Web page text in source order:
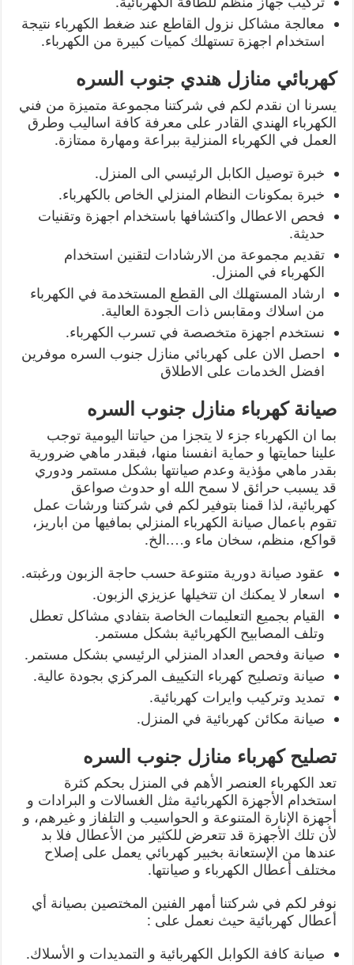
معالجة مشاكل نزول القاطع عند ضغط الكهرباء نتيجة
استخدام اجهزة تستهلك كميات كبيرة من الكهرباء.
كهربائي منازل هندي جنوب السره
يسرنا ان نقدم لكم في شركتنا مجموعة متميزة من فني
الكهرباء الهندي القادر على معرفة كافة اساليب وطرق
العمل في الكهرباء المنزلية ببراعة ومهارة ممتازة.
خبرة توصيل الكابل الرئيسي الى المنزل.
خبرة بمكونات النظام المنزلي الخاص بالكهرباء.
فحص الاعطال واكتشافها باستخدام اجهزة وتقنيات
حديثة.
تقديم مجموعة من الارشادات لتقنين استخدام
الكهرباء في المنزل.
ارشاد المستهلك الى القطع المستخدمة في الكهرباء
من اسلاك ومقابس ذات الجودة العالية.
نستخدم اجهزة متخصصة في تسرب الكهرباء.
احصل الان على كهربائي منازل جنوب السره موفرين
افضل الخدمات على الاطلاق
صيانة كهرباء منازل جنوب السره
بما ان الكهرباء جزء لا يتجزا من حياتنا اليومية توجب
علينا حمايتها و حماية انفسنا منها، فبقدر ماهي ضرورية
بقدر ماهي مؤذية وعدم صيانتها بشكل مستمر ودوري
قد يسبب حرائق لا سمح الله او حدوث صواعق
كهربائية، لذا قمنا بتوفير لكم في شركتنا ورشات عمل
تقوم باعمال صيانة الكهرباء المنزلي بمافيها من اباريز،
قواكع، منظم، سخان ماء و….الخ.
عقود صيانة دورية متنوعة حسب حاجة الزبون ورغبته.
اسعار لا يمكنك ان تتخيلها عزيزي الزبون.
القيام بجميع التعليمات الخاصة بتفادي مشاكل تعطل
وتلف المصابيح الكهربائية بشكل مستمر.
صيانة وفحص العداد المنزلي الرئيسي بشكل مستمر.
صيانة وتصليح كهرباء التكييف المركزي بجودة عالية.
تمديد وتركيب وايرات كهربائية.
صيانة مكائن كهربائية في المنزل.
تصليح كهرباء منازل جنوب السره
تعد الكهرباء العنصر الأهم في المنزل بحكم كثرة
استخدام الأجهزة الكهربائية مثل الغسالات و البرادات و
أجهزة الإنارة المتنوعة و الحواسيب و التلفاز و غيرهم، و
لأن تلك الأجهزة قد تتعرض للكثير من الأعطال فلا بد
عندها من الإستعانة بخبير كهربائي يعمل على إصلاح
مختلف أعطال الكهرباء و صيانتها.
نوفر لكم في شركتنا أمهر الفنين المختصين بصيانة أي
أعطال كهربائية حيث نعمل على :
صيانة كافة الكوابل الكهربائية و التمديدات و الأسلاك.